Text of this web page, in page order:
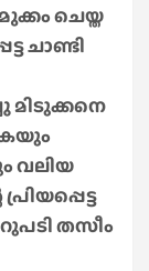
ചെയ്ത
ചാണ്ടി
വലിയ
തസീം